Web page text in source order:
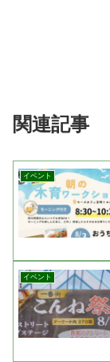
関連記事
イベント
イベント